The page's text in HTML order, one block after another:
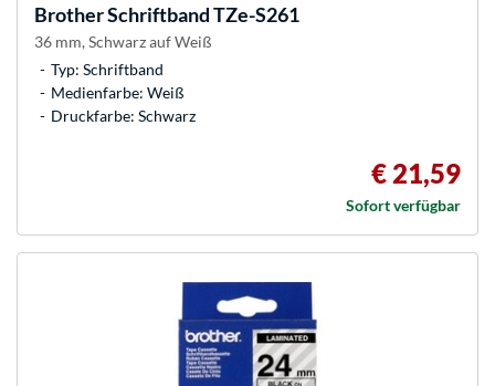
BrotherSchriftband TZe-S261
36 mm, Schwarz auf Weiß
Typ: Schriftband
Medienfarbe: Weiß
Druckfarbe: Schwarz
€ 21,59
Sofort verfügbar